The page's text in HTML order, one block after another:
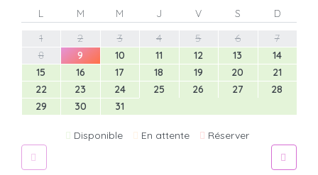
L M M J V S
D
1
2 3 4 5 6
7
8
9 10 11 12 13
14
15
16 17 18 19 20
21
22
23 24 25 26 27
28
29
30 31
Disponible En attente Réserver